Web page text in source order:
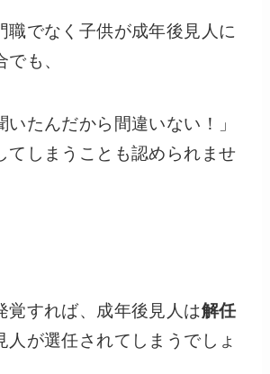
職でなく子供が成年後見人に
も、
いたんだから間違いない！」
てしまうことも認められませ
覚すれば、成年後見人は解任
人が選任されてしまうでしょ